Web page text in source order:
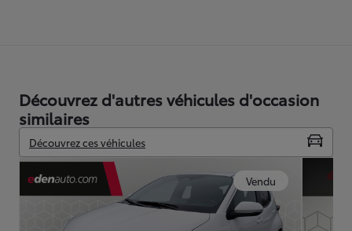
Découvrez d'autres véhicules d'occasion
similaires
Découvrez ces véhicules
Vendu